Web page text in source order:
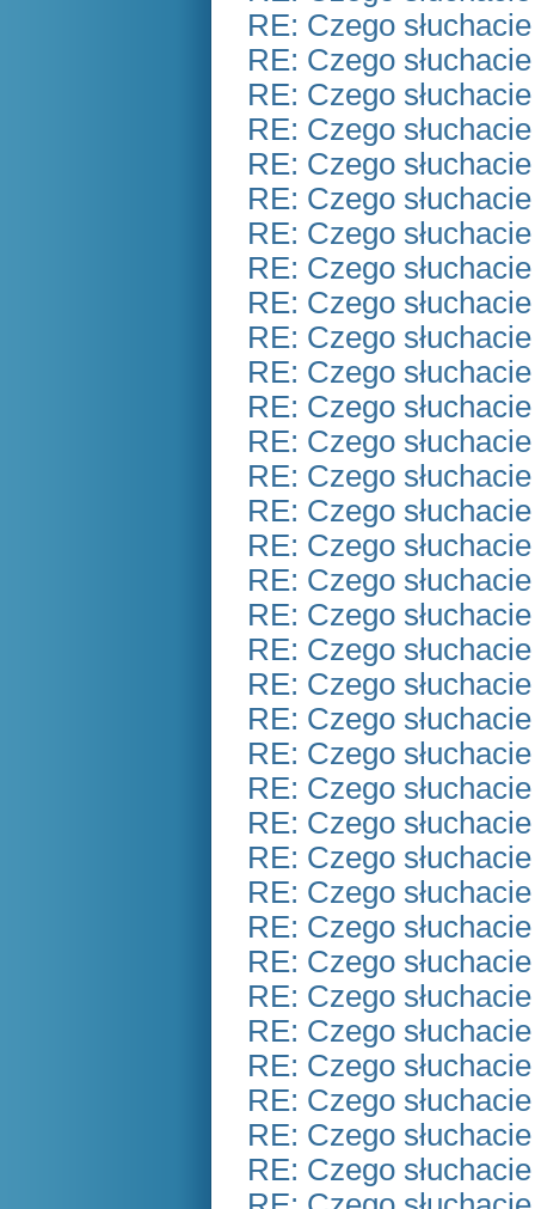
RE: Czego
RE: Czego
RE: Czego
RE: Czego
RE: Czego
RE: Czego
RE: Czego
RE: Czego
RE: Czego
RE: Czego
RE: Czego
RE: Czego
RE: Czego
RE: Czego
RE: Czego
RE: Czego
RE: Czego
RE: Czego
RE: Czego
RE: Czego
RE: Czego
RE: Czego
RE: Czego
RE: Czego
RE: Czego
RE: Czego
RE: Czego
RE: Czego
RE: Czego
RE: Czego
RE: Czego
RE: Czego
RE: Czego
RE: Czego